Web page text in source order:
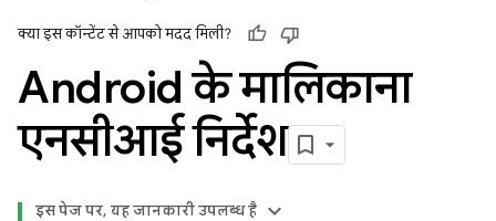
क्या इस कॉन्टेंट से आपको मदद मिली?
Android के मालिकाना
एनसीआई निर्देश
इस पेज पर, यह जानकारी उपलब्ध है